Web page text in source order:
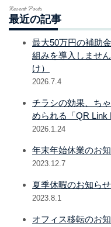
Recent Posts
最近の記事
最大50万円の補助
組みを導入しませ
け）
2026.7.4
チラシの効果、ち
められる「QR Link
2026.1.24
年末年始休業のお
2023.12.7
夏季休暇のお知らせ
2023.8.1
オフィス移転のお